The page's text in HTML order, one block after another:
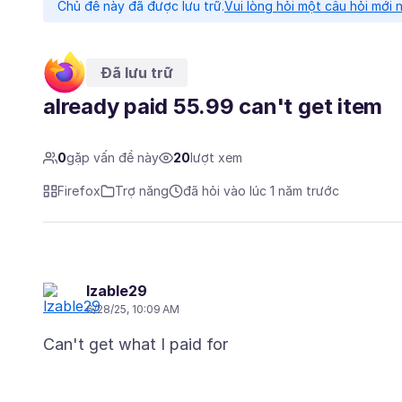
Chủ đề này đã được lưu trữ.Vui lòng hỏi một câu hỏi mới
Đã lưu trữ
already paid 55.99 can't get item
0gặp vấn đề này 20 lượt xem
Firefox Trợ năng đã hỏi vào lúc 1 năm trước
lzable29
6/28/25, 10:09 AM